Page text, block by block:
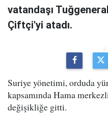
vatandaşı
Çiftçi'yi atadı.
Suriye yönetimi, orduda
kapsamında Hama
değişikliğe gitti.